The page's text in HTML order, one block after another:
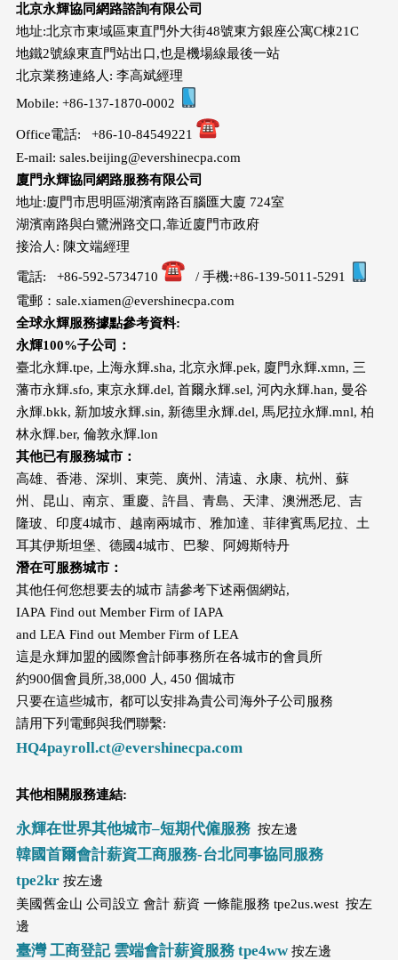
北京永輝協同網路諮詢有限公司
地址:北京市東域區東直門外大街48號東方銀座公寓C棟21C
地鐵2號線東直門站出口,也是機場線最後一站
北京業務連絡人: 李高斌經理
Mobile: +86-137-1870-0002
Office電話: +86-10-84549221
E-mail: sales.beijing@evershinecpa.com
廈門永輝協同網路服務有限公司
地址:廈門市思明區湖濱南路百腦匯大廈 724室
湖濱南路與白鷺洲路交口,靠近廈門市政府
接洽人: 陳文端經理
電話: +86-592-5734710
/ 手機:+86-139-5011-5291
電郵：sale.xiamen@evershinecpa.com
全球永輝服務據點參考資料:
永輝100%子公司：
臺北永輝.tpe, 上海永輝.sha, 北京永輝.pek, 廈門永輝.xmn, 三
藩市永輝.sfo, 東京永輝.del, 首爾永輝.sel, 河內永輝.han, 曼谷
永輝.bkk, 新加坡永輝.sin, 新德里永輝.del, 馬尼拉永輝.mnl, 柏
林永輝.ber, 倫敦永輝.lon
其他已有服務城市：
高雄、香港、深圳、東莞、廣州、清遠、永康、杭州、蘇
州、昆山、南京、重慶、許昌、青島、天津、澳洲悉尼、吉
隆玻、印度4城市、越南兩城市、雅加達、菲律賓馬尼拉、土
耳其伊斯坦堡、德國4城市、巴黎、阿姆斯特丹
潛在可服務城市：
其他任何您想要去的城市 請參考下述兩個網站,
IAPA Find out Member Firm of IAPA
and LEA Find out Member Firm of LEA
這是永輝加盟的國際會計師事務所在各城市的會員所
約900個會員所,38,000 人, 450 個城市
只要在這些城市, 都可以安排為貴公司海外子公司服務
請用下列電郵與我們聯繫:
HQ4payroll.ct@evershinecpa.com
其他相關服務連結:
永輝在世界其他城市–短期代僱服務按左邊
韓國首爾會計薪資工商服務-台北同事協同服務
tpe2kr按左邊
美國舊金山 公司設立 會計 薪資 一條龍服務 tpe2us.west 按左
邊
臺灣 工商登記 雲端會計薪資服務 tpe4ww按左邊